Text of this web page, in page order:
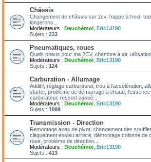
Châssis
Changement de châssis sur 2cv, frappe à froid,
longerons...
Modérateurs : Deuchémoi Eric13190
Sujets : 233
Pneumatiques, roues
Quels pneus pour ma 2CV, chambre à air,
Modérateurs : Deuchémoi Eric13190
Sujets : 124
Carburation - Allumage
Additif, réglage carburateur, trou à l'accélération,
starter, problème de démarrage à chaud,
carburateur, ressort cassé...
Modérateurs : Deuchémoi Eric13190
Sujets : 1099
Transmission - Direction
Remontage axes de pivot, changement des
claquement essieu arrière, démontage colonne de
roue, problème de direction...
Modérateurs : Deuchémoi Eric13190
Sujets : 413